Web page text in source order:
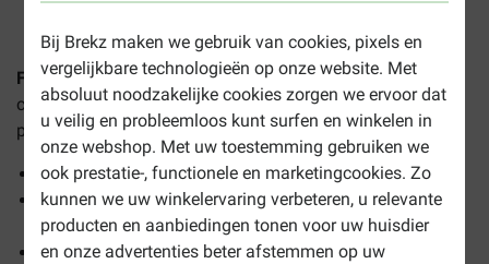
Bij Brekz maken we gebruik van cookies, pixels en
vergelijkbare technologieën op onze website. Met
absoluut noodzakelijke cookies zorgen we ervoor dat
u veilig en probleemloos kunt surfen en winkelen in
onze webshop. Met uw toestemming gebruiken we
ook prestatie-, functionele en marketingcookies. Zo
kunnen we uw winkelervaring verbeteren, u relevante
producten en aanbiedingen tonen voor uw huisdier
en onze advertenties beter afstemmen op uw
Farm Food HE Classic Mini hondenvoer bevat
complete,energierijke, geperste hondenbrokken voor
puppy's en volwassen honden van kleine rassen.
Kleine brok die makkelijk opgenomen wordt
Vrij van kunstmatige hulpstoffen en geur- en
smaakstoffen.
Ondersteunt een gezonde vacht en huid.